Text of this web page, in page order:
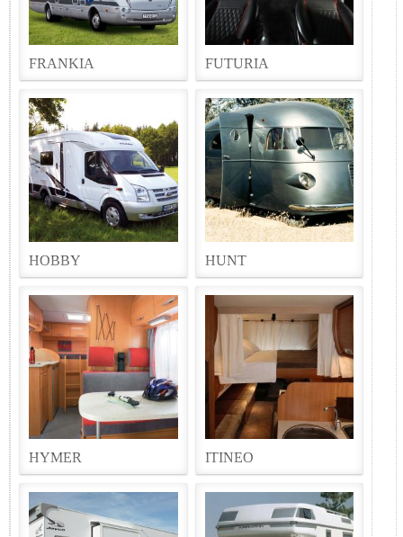
FRANKIA FUTURIA
HOBBY HUNT
HYMER ITINEO